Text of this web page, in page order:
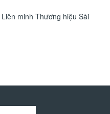
minh Thương hiệu Sài